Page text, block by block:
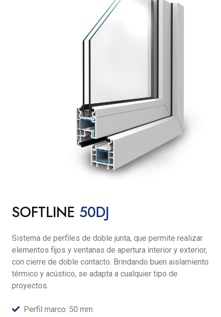
SOFTLINE 50DJ
Sistema de perfiles de doble junta, que permite realizar
elementos fijos y ventanas de apertura interior y exterior,
con cierre de doble contacto. Brindando buen aislamiento
térmico y acústico, se adapta a cualquier tipo de
proyectos.
Perfil marco: 50 mm